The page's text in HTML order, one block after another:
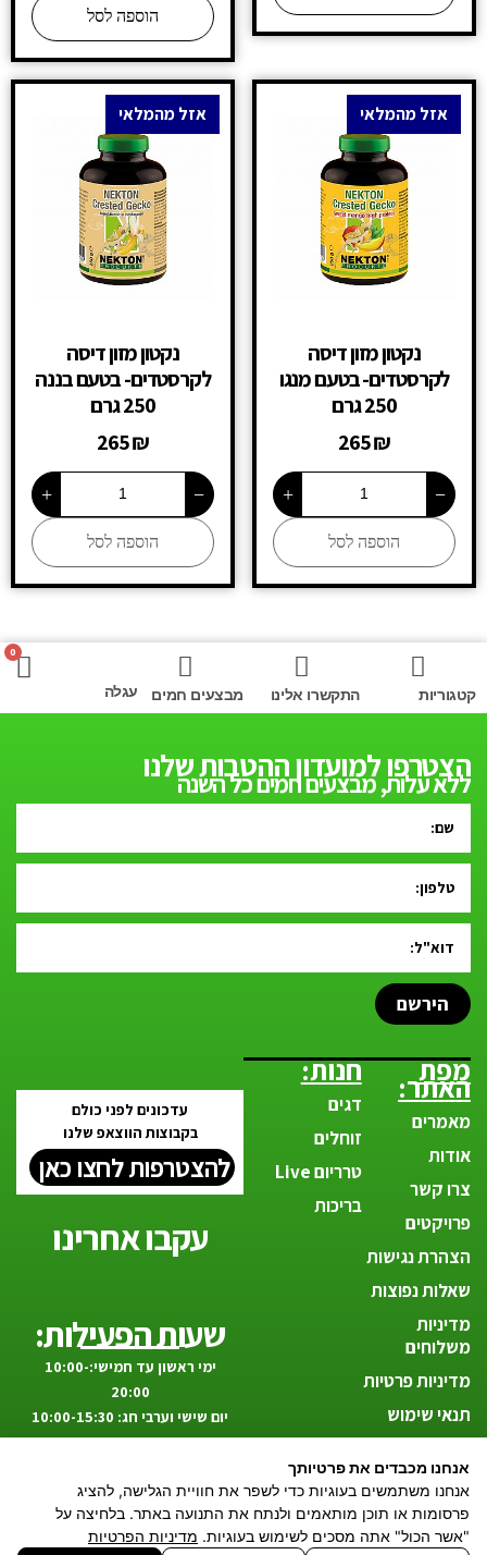
הוספה לסל
אזל מהמלאי
נקטון מזון דיסה
לקרסטדים- בטעם מנגו
250 גרם
265₪
−
+
הוספה לסל
אזל מהמלאי
נקטון מזון דיסה
לקרסטדים- בטעם בננה
250 גרם
265₪
−
+
הוספה לסל
קטגוריות התקשרו אלינו מבצעים חמים
0
עגלה
הצטרפו למועדון ההטבות שלנו
ללא עלות, מבצעים חמים כל השנה
הירשם
מפת
האתר:
מאמרים
אודות
צרו קשר
פרויקטים
הצהרת נגישות
שאלות נפוצות
מדיניות
משלוחים
מדיניות פרטיות
תנאי שימוש
וביטולים
חנות:
דגים
זוחלים
טרריום Live
בריכות
עדכונים לפני כולם
בקבוצות הווצאפ שלנו
להצטרפות לחצו כאן
עקבו אחרינו
שעות הפעילות:
ימי ראשון עד חמישי:10:00-
20:00
יום שישי וערבי חג: 10:00-15:30
הטבע אצלך בסלון!
אנחנו מכבדים את פרטיותך
אנחנו משתמשים בעוגיות כדי לשפר את חוויית הגלישה, להציג
פרסומות או תוכן מותאמים ולנתח את התנועה באתר. בלחיצה על
"אשר הכול" אתה מסכים לשימוש בעוגיות. מדיניות הפרטיות